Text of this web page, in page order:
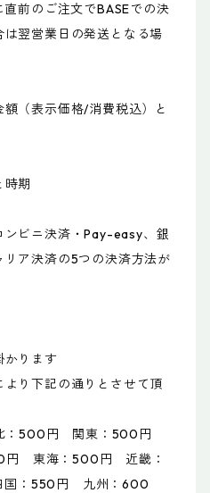
前のご注文でBASEでの決
翌営業日の発送となる場
（表示価格/消費税込）と
時期
ンビニ決済・Pay-easy、銀
ア決済の5つの決済方法が
かります
り下記の通りとさせて頂
500円 関東：500円
東海：500円 近畿：
：550円 九州：600